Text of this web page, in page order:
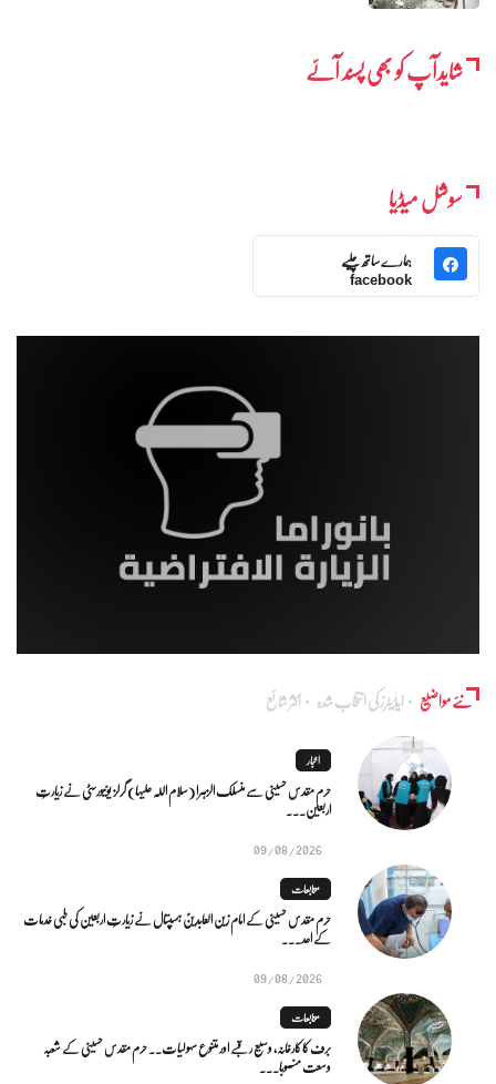
شایدآپ کو بھی پسند آئے
سوشل میڈیا
ہمارے ساتھ چلیے
facebook
نئے مواضیع ایڈٰیٹرز کی انتخاب شدہ اکثر شائع
اخبار
حرم مقدس حسینی سے منسلک الزہرا (سلام اللہ علیہا) گرلز یونیورسٹی نے زیارتِ
اربعین...
09/08/2026
متابعات
حرم مقدس حسینی کے امام زین العابدینؑ ہسپتال نے زیارتِ اربعین کی طبی خدمات
کے اعد...
09/08/2026
متابعات
برف کا کارخانہ، وسیع رقبے اور متنوع سہولیات۔۔ حرم مقدس حسینی کے شعبہ
وسعت منصوبا...